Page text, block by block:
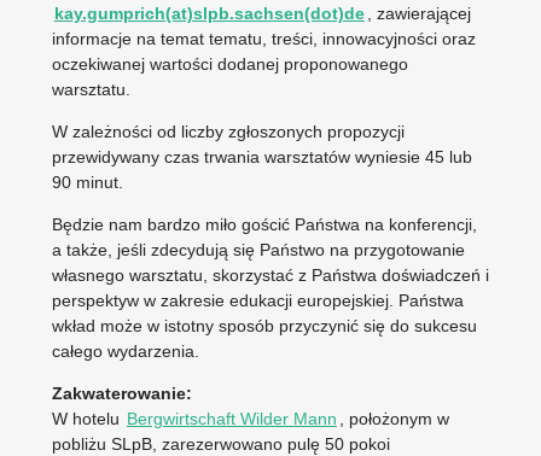
kay.gumprich(at)slpb.sachsen(dot)de
, zawierającej
informacje na temat tematu, treści, innowacyjności oraz
oczekiwanej wartości dodanej proponowanego
warsztatu.
W zależności od liczby zgłoszonych propozycji
przewidywany czas trwania warsztatów wyniesie 45 lub
90 minut.
Będzie nam bardzo miło gościć Państwa na konferencji,
a także, jeśli zdecydują się Państwo na przygotowanie
własnego warsztatu, skorzystać z Państwa doświadczeń i
perspektyw w zakresie edukacji europejskiej. Państwa
wkład może w istotny sposób przyczynić się do sukcesu
całego wydarzenia.
Zakwaterowanie:
W hotelu Bergwirtschaft Wilder Mann
, położonym w
pobliżu SLpB, zarezerwowano pulę 50 pokoi